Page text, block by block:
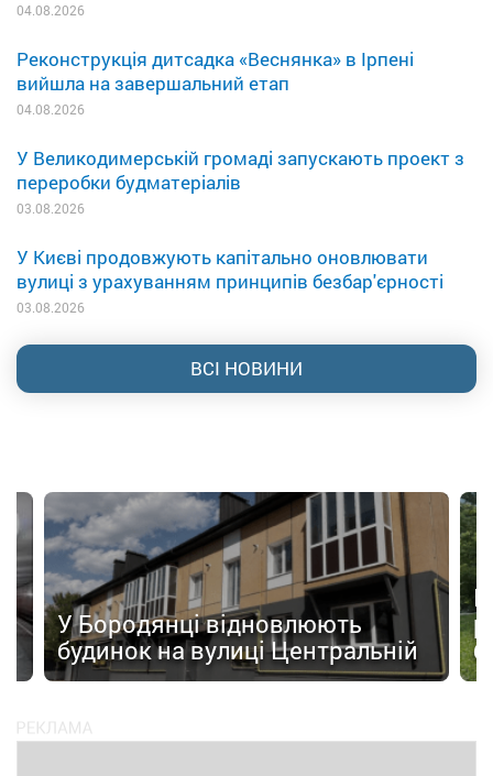
04.08.2026
Реконструкція дитсадка «Веснянка» в Ірпені
вийшла на завершальний етап
04.08.2026
У Великодимерській громаді запускають проект з
переробки будматеріалів
03.08.2026
У Києві продовжують капітально оновлювати
вулиці з урахуванням принципів безбар'єрності
03.08.2026
ВСІ НОВИНИ
У Бородянці відновлюють
будинок на вулиці Центральній